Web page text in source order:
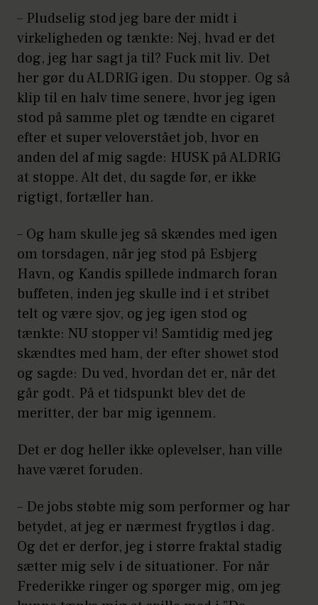
– Pludselig stod jeg bare der midt i
virkeligheden og tænkte: Nej, hvad er det
dog, jeg har sagt ja til? Fuck mit liv. Det
her gør du ALDRIG igen. Du stopper. Og så
klip til en halv time senere, hvor jeg igen
stod på samme plet og tændte en cigaret
efter et super veloverstået job, hvor en
anden del af mig sagde: HUSK på ALDRIG
at stoppe. Alt det, du sagde før, er ikke
rigtigt, fortæller han.
– Og ham skulle jeg så skændes med igen
om torsdagen, når jeg stod på Esbjerg
Havn, og Kandis spillede indmarch foran
buffeten, inden jeg skulle ind i et stribet
telt og være sjov, og jeg igen stod og
tænkte: NU stopper vi! Samtidig med jeg
skændtes med ham, der efter showet stod
og sagde: Du ved, hvordan det er, når det
går godt. På et tidspunkt blev det de
meritter, der bar mig igennem.
Det er dog heller ikke oplevelser, han ville
have været foruden.
– De jobs støbte mig som performer og har
betydet, at jeg er nærmest frygtløs i dag.
Og det er derfor, jeg i større fraktal stadig
sætter mig selv i de situationer. For når
Frederikke ringer og spørger mig, om jeg